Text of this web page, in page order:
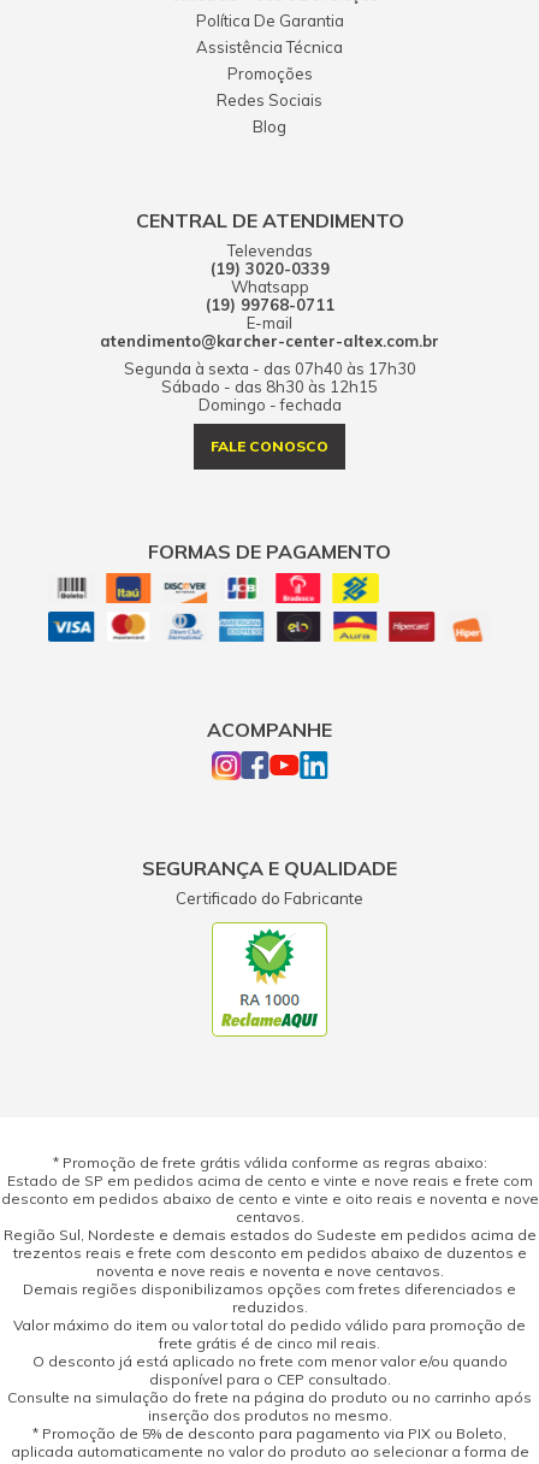
Política De Garantia
Assistência Técnica
Promoções
Redes Sociais
Blog
CENTRAL DE ATENDIMENTO
Televendas
(19) 3020-0339
Whatsapp
(19) 99768-0711
E-mail
atendimento@karcher-center-altex.com.br
Segunda à sexta - das 07h40 às 17h30
Sábado - das 8h30 às 12h15
Domingo - fechada
FALE CONOSCO
FORMAS DE PAGAMENTO
ACOMPANHE
SEGURANÇA E QUALIDADE
Certificado do Fabricante
* Promoção de frete grátis válida conforme as regras abaixo:
Estado de SP em pedidos acima de cento e vinte e nove reais e frete com
desconto em pedidos abaixo de cento e vinte e oito reais e noventa e nove
centavos.
Região Sul, Nordeste e demais estados do Sudeste em pedidos acima de
trezentos reais e frete com desconto em pedidos abaixo de duzentos e
noventa e nove reais e noventa e nove centavos.
Demais regiões disponibilizamos opções com fretes diferenciados e
reduzidos.
Valor máximo do item ou valor total do pedido válido para promoção de
frete grátis é de cinco mil reais.
O desconto já está aplicado no frete com menor valor e/ou quando
disponível para o CEP consultado.
Consulte na simulação do frete na página do produto ou no carrinho após
inserção dos produtos no mesmo.
* Promoção de 5% de desconto para pagamento via PIX ou Boleto,
aplicada automaticamente no valor do produto ao selecionar a forma de